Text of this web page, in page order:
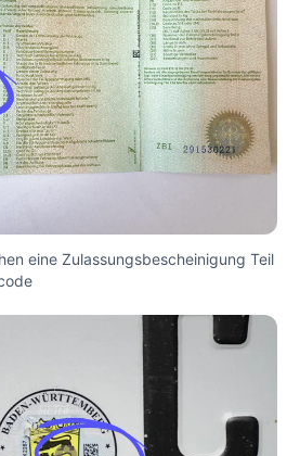
eine Zulassungsbescheinigung Teil